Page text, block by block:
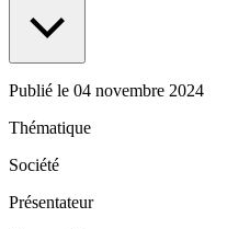
Publié le 04 novembre 2024
Thématique
Société
Présentateur